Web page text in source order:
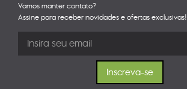
Vamos manter contato?
Assine para receber novidades e ofertas exclusivas!